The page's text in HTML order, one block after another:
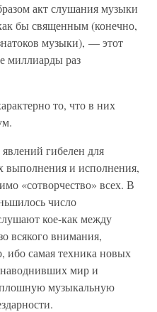
акт слушания музыки
бы священным (конечно,
музыки), — этот
миллиарды раз
то, что в них
гибелен для
выполнения и исполнения,
«сотворчество» всех. В
число
кое-как между
всякого внимания,
ибо самая техника новых
мир и
музыкальную